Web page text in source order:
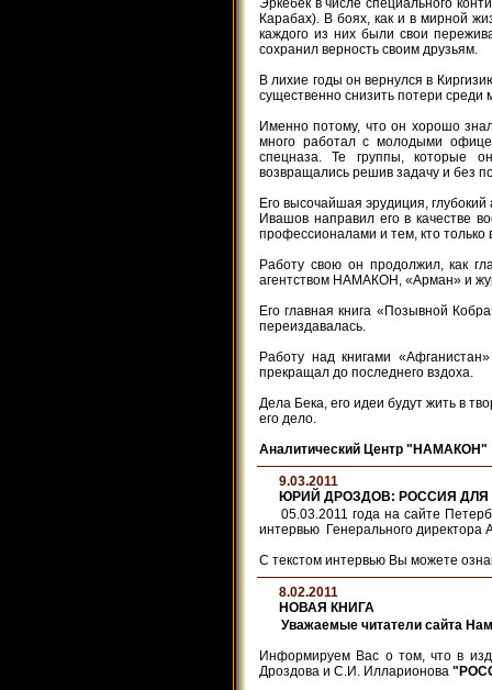
Эркебек в числе специального
Карабах). В боях, как и в мирной
каждого из них были свои
сохранил верность своим друзьям.
В лихие годы он вернулся в
существенно снизить потери среди
Именно потому, что он хорошо
много работал с молодыми
спецназа. Те группы, которые
возвращались решив задачу и без
Его высочайшая эрудиция,
Ивашов направил его в качестве
профессионалами и тем, кто только
Работу свою он продолжил, как
агентством НАМАКОН, «Арман» и
Его главная книга «Позывной
переиздавалась.
Работу над книгами
прекращал до последнего вздоха.
Дела Бека, его идеи будут жить в
его дело.
Аналитический Центр "НАМАКОН"
9.03.2011
ЮРИЙ ДРОЗДОВ: РОССИЯ
05.03.2011 года на сайте
интервью Генерального
С текстом интервью Вы можете
8.02.2011
НОВАЯ КНИГА
Уважаемые читатели сайта
Информируем Вас о том, что в
Дроздова и С.И. Илларионова